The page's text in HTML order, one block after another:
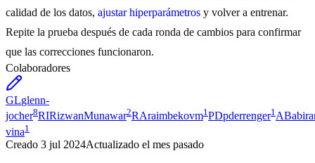
calidad de los datos, ajustar hiperparámetros y volver a entrenar.
Repite la prueba después de cada ronda de cambios para confirmar
que las correcciones funcionaron.
Colaboradores
GLglenn-
jocher8RIRizwanMunawar2RAraimbekovm1PDpderrenger1AB
vina1
Creado 3 jul 2024Actualizado el mes pasado